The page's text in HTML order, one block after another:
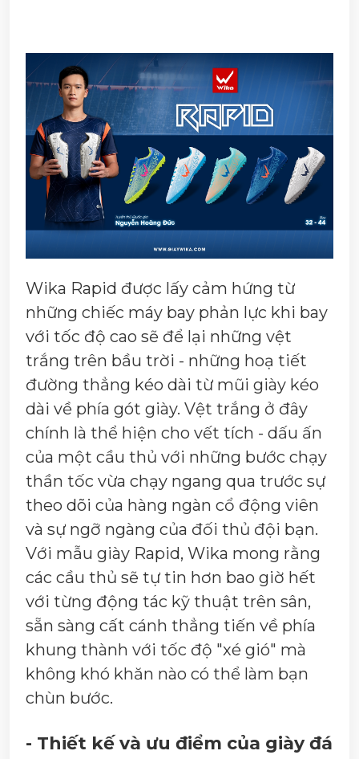
Wika Rapid được lấy cảm hứng từ
những chiếc máy bay phản lực khi bay
với tốc độ cao sẽ để lại những vệt
trắng trên bầu trời - những hoạ tiết
đường thẳng kéo dài từ mũi giày kéo
dài về phía gót giày. Vệt trắng ở đây
chính là thể hiện cho vết tích - dấu ấn
của một cầu thủ với những bước chạy
thần tốc vừa chạy ngang qua trước sự
theo dõi của hàng ngàn cổ động viên
và sự ngỡ ngàng của đối thủ đội bạn.
Với mẫu giày Rapid, Wika mong rằng
các cầu thủ sẽ tự tin hơn bao giờ hết
với từng động tác kỹ thuật trên sân,
sẵn sàng cất cánh thẳng tiến về phía
khung thành với tốc độ "xé gió" mà
không khó khăn nào có thể làm bạn
chùn bước.
- Thiết kế và ưu điểm của giày đá